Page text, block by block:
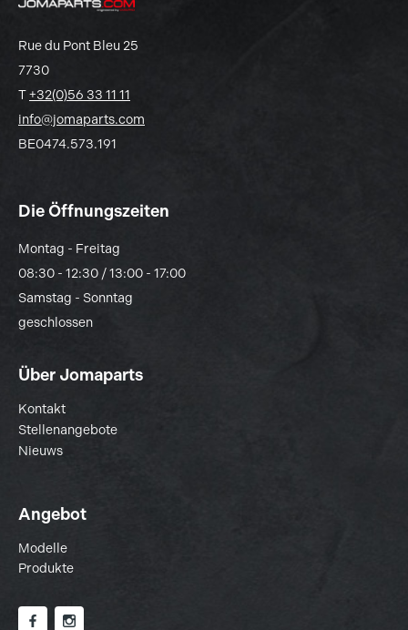
Rue du Pont Bleu 25
7730
T+32(0)56 33 11 11
info@jomaparts.com
BE0474.573.191
Die Öffnungszeiten
Montag - Freitag
08:30 - 12:30 / 13:00 - 17:00
Samstag - Sonntag
geschlossen
Über Jomaparts
Kontakt
Stellenangebote
Nieuws
Angebot
Modelle
Produkte